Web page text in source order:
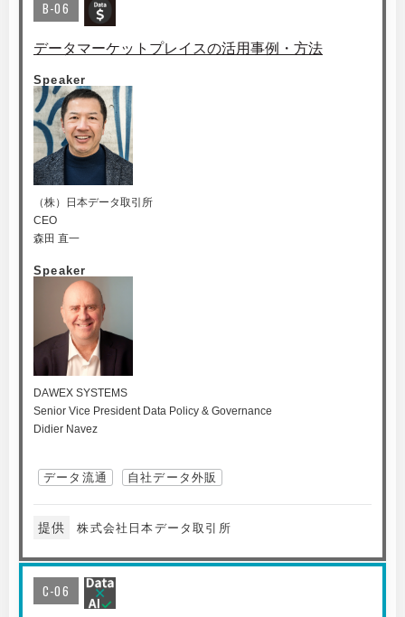
B-06
データマーケットプレイスの活用事例・方法
Speaker
（株）日本データ取引所
CEO
森田 直一
Speaker
DAWEX SYSTEMS
Senior Vice President Data Policy & Governance
Didier Navez
データ流通 自社データ外販
提供 株式会社日本データ取引所
C-06